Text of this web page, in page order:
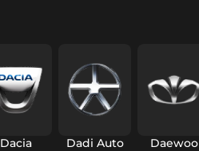
Dacia Dadi Auto Daewoo